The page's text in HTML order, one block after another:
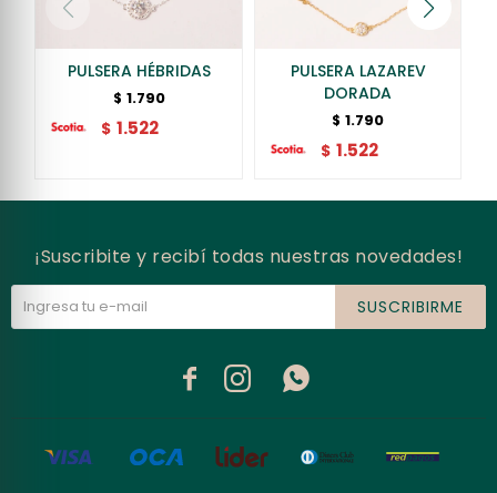
PULSERA HÉBRIDAS
$ 1.790
$ 1.522
PULSERA LAZAREV
DORADA
$ 1.790
$ 1.522
¡Suscribite y recibí todas nuestras novedades!
SUSCRIBIRME
  